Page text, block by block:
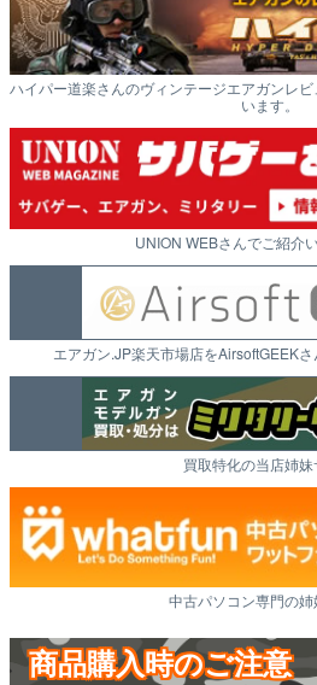
ハイパー道楽さんのヴィンテージエアガンレ
います。
UNION WEBさんでご紹介
エアガン.JP楽天市場店をAirsoftGEEK
買取特化の当店姉妹
中古パソコン専門の姉
商品購入時のご注意